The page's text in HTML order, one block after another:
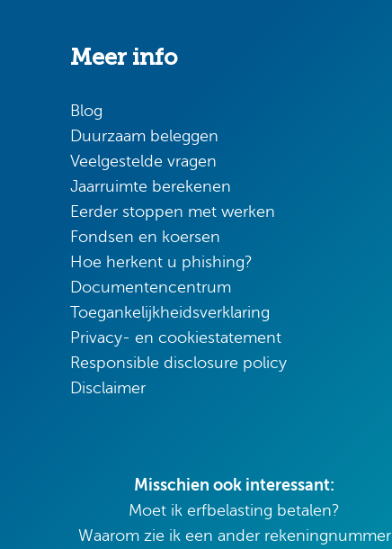
Meer info
Blog
Duurzaam beleggen
Veelgestelde vragen
Jaarruimte berekenen
Eerder stoppen met werken
Fondsen en koersen
Hoe herkent u phishing?
Documentencentrum
Toegankelijkheidsverklaring
Privacy- en cookiestatement
Responsible disclosure policy
Disclaimer
Misschien ook interessant:
Moet ik erfbelasting betalen?
Waarom zie ik een ander rekeningnummer